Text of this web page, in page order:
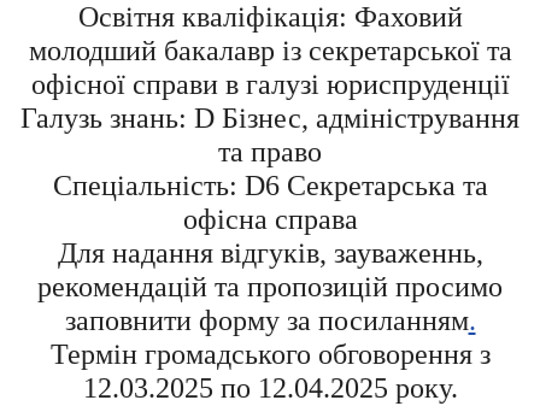
Освітня кваліфікація: Фаховий
молодший бакалавр із секретарської та
офісної справи в галузі юриспруденції
Галузь знань: D Бізнес, адміністрування
та право
Спеціальність: D6 Секретарська та
офісна справа
Для надання відгуків, зауваженнь,
рекомендацій та пропозицій просимо
заповнити форму за посиланням.
Термін громадського обговорення з
12.03.2025 по 12.04.2025 року.